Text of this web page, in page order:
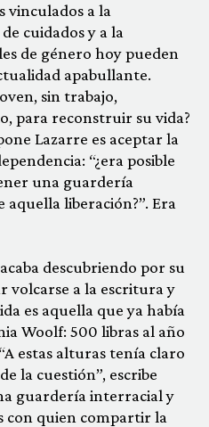
vinculados a la
cuidados y a la
de género hoy pueden
apabullante.
sin trabajo,
para reconstruir su vida?
Lazarre es aceptar la
“¿era posible
una guardería
aquella liberación?”. Era
descubriendo por su
volcarse a la escritura y
es aquella que ya había
Woolf: 500 libras al año
estas alturas tenía claro
la cuestión”, escribe
guardería interracial y
con quien compartir la